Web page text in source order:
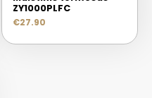
ZY1000PLFC
€27.90